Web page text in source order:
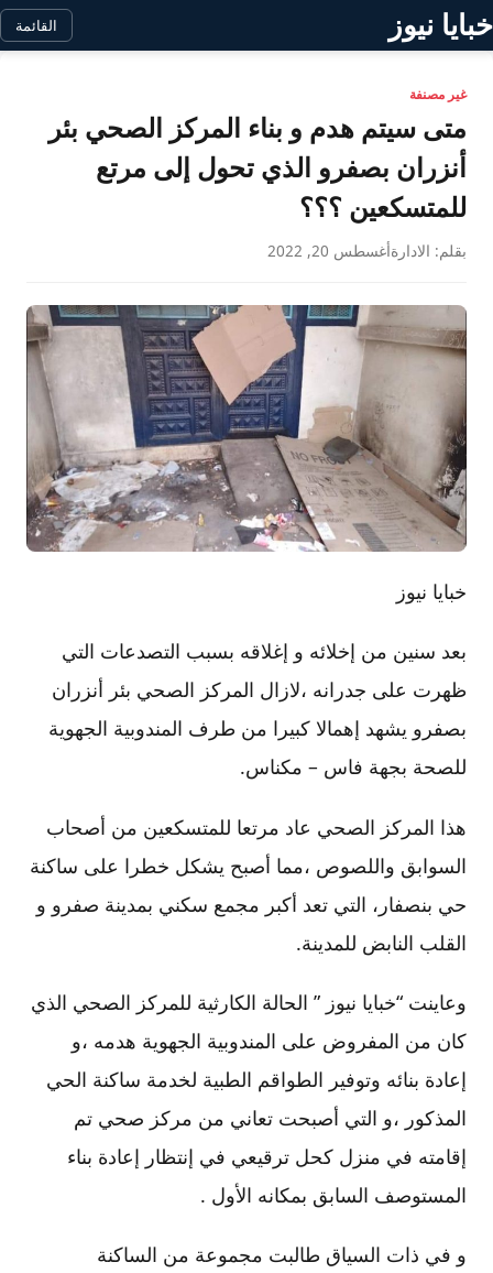
خبايا نيوز القائمة
غير مصنفة
متى سيتم هدم و بناء المركز الصحي بئر
أنزران بصفرو الذي تحول إلى مرتع
للمتسكعين ؟؟؟
بقلم: الادارةأغسطس 20, 2022
خبايا نيوز
بعد سنين من إخلائه و إغلاقه بسبب التصدعات التي
ظهرت على جدرانه ،لازال المركز الصحي بئر أنزران
بصفرو يشهد إهمالا كبيرا من طرف المندوبية الجهوية
للصحة بجهة فاس – مكناس.
هذا المركز الصحي عاد مرتعا للمتسكعين من أصحاب
السوابق واللصوص ،مما أصبح يشكل خطرا على ساكنة
حي بنصفار، التي تعد أكبر مجمع سكني بمدينة صفرو و
القلب النابض للمدينة.
وعاينت “خبايا نيوز ” الحالة الكارثية للمركز الصحي الذي
كان من المفروض على المندوبية الجهوية هدمه ،و
إعادة بنائه وتوفير الطواقم الطبية لخدمة ساكنة الحي
المذكور ،و التي أصبحت تعاني من مركز صحي تم
إقامته في منزل كحل ترقيعي في إنتظار إعادة بناء
المستوصف السابق بمكانه الأول .
و في ذات السياق طالبت مجموعة من الساكنة